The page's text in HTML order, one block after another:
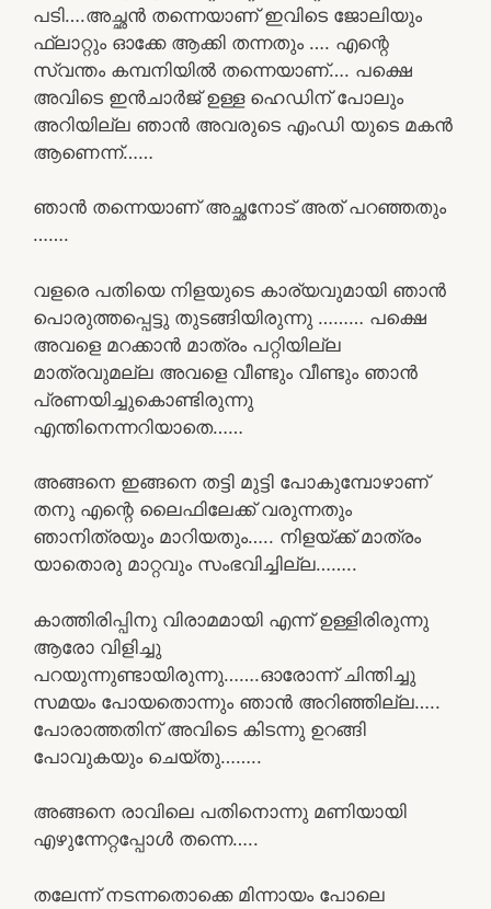
പടി….അച്ഛൻ തന്നെയാണ് ഇവിടെ ജോലിയും
ഫ്ലാറ്റും ഓക്കേ ആക്കി തന്നതും …. എന്റെ
സ്വന്തം കമ്പനിയിൽ തന്നെയാണ്…. പക്ഷെ
അവിടെ ഇൻചാർജ് ഉള്ള ഹെഡിന് പോലും
അറിയില്ല ഞാൻ അവരുടെ എംഡി യുടെ മകൻ
ആണെന്ന്……
ഞാൻ തന്നെയാണ് അച്ഛനോട് അത് പറഞ്ഞതും
…….
വളരെ പതിയെ നിളയുടെ കാര്യവുമായി ഞാൻ
പൊരുത്തപ്പെട്ടു തുടങ്ങിയിരുന്നു ……… പക്ഷെ
അവളെ മറക്കാൻ മാത്രം പറ്റിയില്ല
മാത്രവുമല്ല അവളെ വീണ്ടും വീണ്ടും ഞാൻ
പ്രണയിച്ചുകൊണ്ടിരുന്നു
എന്തിനെന്നറിയാതെ……
അങ്ങനെ ഇങ്ങനെ തട്ടി മുട്ടി പോകുമ്പോഴാണ്
തനു എന്റെ ലൈഫിലേക്ക് വരുന്നതും
ഞാനിത്രയും മാറിയതും….. നിളയ്ക്ക് മാത്രം
യാതൊരു മാറ്റവും സംഭവിച്ചില്ല……..
കാത്തിരിപ്പിനു വിരാമമായി എന്ന് ഉള്ളിരിരുന്നു
ആരോ വിളിച്ചു
പറയുന്നുണ്ടായിരുന്നു…….ഓരോന്ന് ചിന്തിച്ചു
സമയം പോയതൊന്നും ഞാൻ അറിഞ്ഞില്ല…..
പോരാത്തതിന് അവിടെ കിടന്നു ഉറങ്ങി
പോവുകയും ചെയ്തു……..
അങ്ങനെ രാവിലെ പതിനൊന്നു മണിയായി
എഴുന്നേറ്റപ്പോൾ തന്നെ…..
തലേന്ന് നടന്നതൊക്കെ മിന്നായം പോലെ